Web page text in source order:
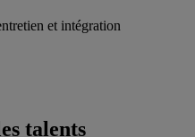
et intégration
talents